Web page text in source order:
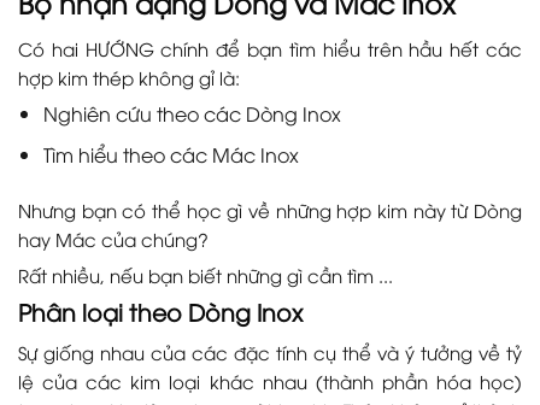
Có hai HƯỚNG chính để bạn tìm hiểu trên hầu hết các
hợp kim thép không gỉ là:
Nghiên cứu theo các Dòng Inox
Tìm hiểu theo các Mác Inox
Nhưng bạn có thể học gì về những hợp kim này từ Dòng
hay Mác của chúng?
Rất nhiều, nếu bạn biết những gì cần tìm ...
Phân loại theo Dòng Inox
Sự giống nhau của các đặc tính cụ thể và ý tưởng về tỷ
lệ của các kim loại khác nhau (thành phần hóa học)